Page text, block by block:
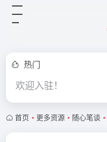
热门
欢迎入驻！
首页 • 更多资源 • 随心笔谈 •